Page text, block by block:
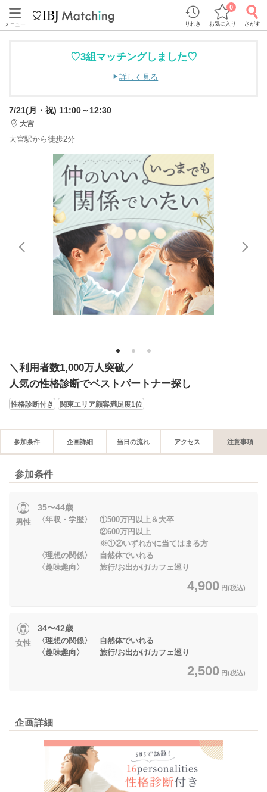
メニュー りれき お気に入り
0
さがす
♡3組マッチングしました♡
詳しく見る
7/21(月・祝) 11:00～12:30
大宮
大宮駅から徒歩2分
1 2 3
＼利用者数1,000万人突破／
人気の性格診断でベストパートナー探し
性格診断付き 関東エリア顧客満足度1位
参加条件 企画詳細 当日の流れ アクセス 注意事項
参加条件
男性
35〜44歳
〈年収・学歴〉 ①500万円以上＆大卒
②600万円以上
※①②いずれかに当てはまる方
〈理想の関係〉 自然体でいれる
〈趣味趣向〉 旅行/お出かけ/カフェ巡り
4,900 円(税込)
女性
34〜42歳
〈理想の関係〉 自然体でいれる
〈趣味趣向〉 旅行/お出かけ/カフェ巡り
2,500 円(税込)
企画詳細